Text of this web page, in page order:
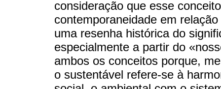
consideração que esse
contemporaneidade em
uma resenha histórica do
especialmente a partir do
ambos os conceitos porque,
o sustentável refere-se à